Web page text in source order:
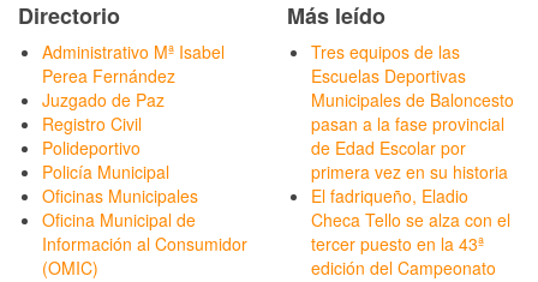
Directorio
Administrativo Mª Isabel
Perea Fernández
Juzgado de Paz
Registro Civil
Polideportivo
Policía Municipal
Oficinas Municipales
Oficina Municipal de
Información al Consumidor
(OMIC)
Más leído
Tres equipos de las
Escuelas Deportivas
Municipales de Baloncesto
pasan a la fase provincial
de Edad Escolar por
primera vez en su historia
El fadriqueño, Eladio
Checa Tello se alza con el
tercer puesto en la 43ª
edición del Campeonato